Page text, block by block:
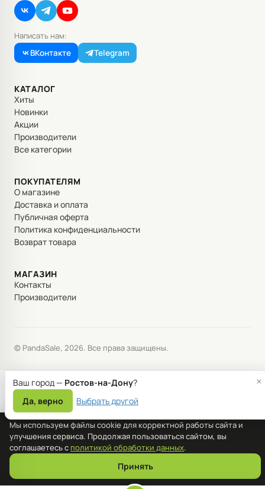
Написать нам:
ВКонтакте
Telegram
КАТАЛОГ
Хиты
Новинки
Акции
Производители
Все категории
ПОКУПАТЕЛЯМ
О магазине
Доставка и оплата
Публичная оферта
Политика конфиденциальности
Возврат товара
МАГАЗИН
Контакты
Производители
© PandaSale, 2026. Все права защищены.
Мы используем файлы cookie для корректной работы сайта и
улучшения сервиса. Продолжая пользоваться сайтом, вы
соглашаетесь с политикой обработки данных.
Принять
Ваш город — Ростов-на-Дону?
Да, верно
Выбрать другой
×